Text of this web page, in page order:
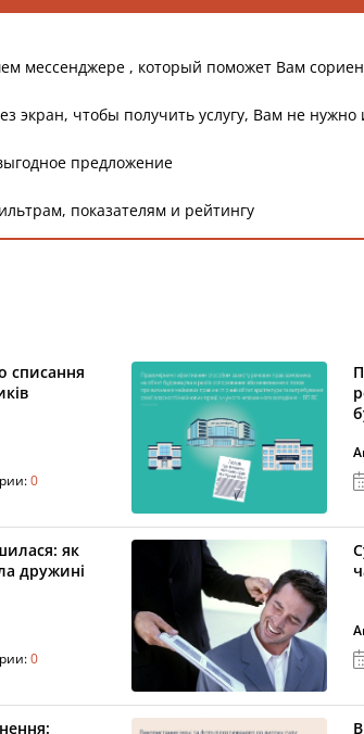
мессенджере , который поможет Вам
экран, чтобы получить услугу, Вам не
предложение
показателям и рейтингу
списання
0
як
дружині
0